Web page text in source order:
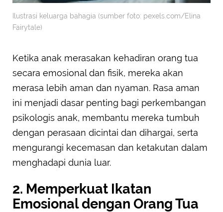
Ilustrasi keluarga bahagia (sumber foto: pexels.com/Elina
Fairytale)
Ketika anak merasakan kehadiran orang tua
secara emosional dan fisik, mereka akan
merasa lebih aman dan nyaman. Rasa aman
ini menjadi dasar penting bagi perkembangan
psikologis anak, membantu mereka tumbuh
dengan perasaan dicintai dan dihargai, serta
mengurangi kecemasan dan ketakutan dalam
menghadapi dunia luar.
2. Memperkuat Ikatan
Emosional dengan Orang Tua